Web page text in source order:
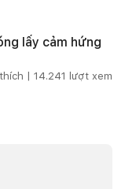
lấy cảm hứng
| 14.241 lượt xem